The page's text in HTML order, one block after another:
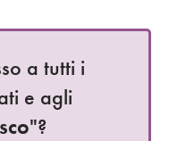
a tutti i
e agli
"?